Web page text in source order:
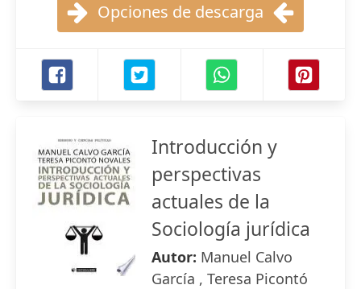
Opciones de descarga
Introducción y
perspectivas
actuales de la
Sociología jurídica
Autor: Manuel Calvo
García , Teresa Picontó